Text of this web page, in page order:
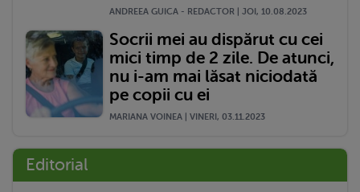
ANDREEA GUICA - REDACTOR | JOI, 10.08.2023
Socrii mei au dispărut cu cei
mici timp de 2 zile. De atunci,
nu i-am mai lăsat niciodată
pe copii cu ei
MARIANA VOINEA | VINERI, 03.11.2023
Editorial